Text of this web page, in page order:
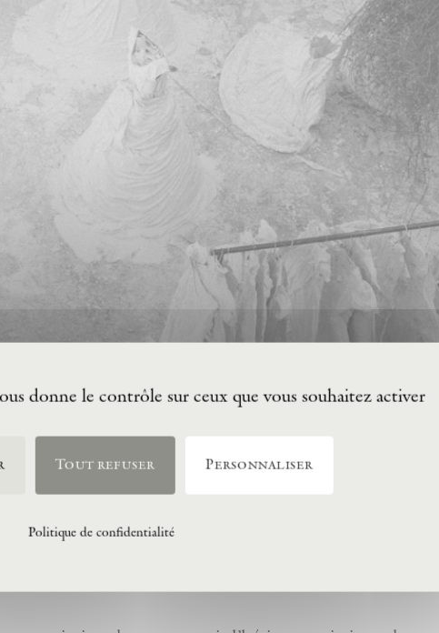
donne le contrôle sur ceux que vous souhaitez activer
Tout refuser Personnaliser
Politique de confidentialité